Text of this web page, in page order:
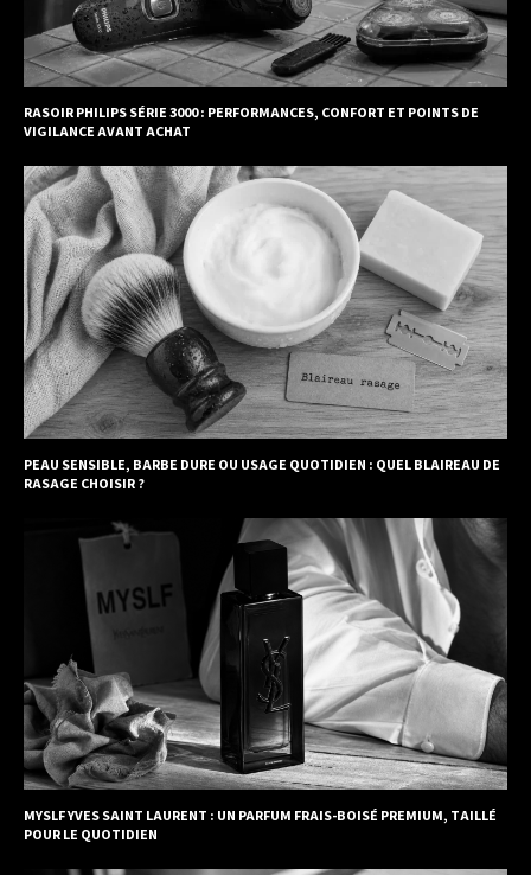
RASOIR PHILIPS SÉRIE 3000 : PERFORMANCES, CONFORT ET POINTS DE
VIGILANCE AVANT ACHAT
PEAU SENSIBLE, BARBE DURE OU USAGE QUOTIDIEN : QUEL BLAIREAU DE
RASAGE CHOISIR ?
MYSLF YVES SAINT LAURENT : UN PARFUM FRAIS-BOISÉ PREMIUM, TAILLÉ
POUR LE QUOTIDIEN